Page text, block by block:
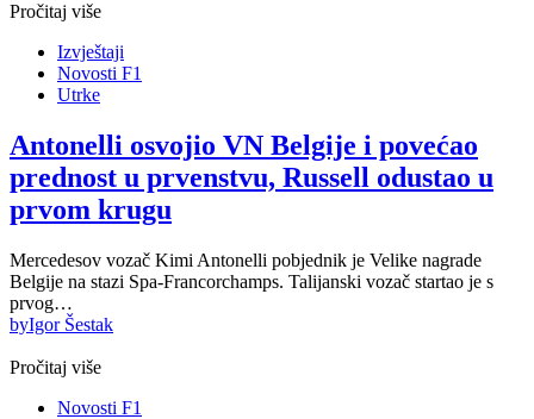
Pročitaj više
Izvještaji
Novosti F1
Utrke
Antonelli osvojio VN Belgije i povećao
prednost u prvenstvu, Russell odustao u
prvom krugu
Mercedesov vozač Kimi Antonelli pobjednik je Velike nagrade
Belgije na stazi Spa-Francorchamps. Talijanski vozač startao je s
prvog…
byIgor Šestak
Pročitaj više
Novosti F1